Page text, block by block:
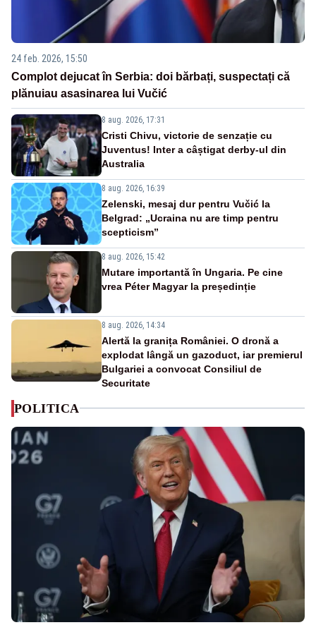
24 feb. 2026, 15:50
Complot dejucat în Serbia: doi bărbați, suspectați că
plănuiau asasinarea lui Vučić
8 aug. 2026, 17:31
Cristi Chivu, victorie de senzație cu
Juventus! Inter a câștigat derby-ul din
Australia
8 aug. 2026, 16:39
Zelenski, mesaj dur pentru Vučić la
Belgrad: „Ucraina nu are timp pentru
scepticism”
8 aug. 2026, 15:42
Mutare importantă în Ungaria. Pe cine
vrea Péter Magyar la președinție
8 aug. 2026, 14:34
Alertă la granița României. O dronă a
explodat lângă un gazoduct, iar premierul
Bulgariei a convocat Consiliul de
Securitate
POLITICA